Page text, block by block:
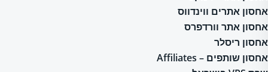
אחסון אתרים ווינדווס
אחסון אתר וורדפרס
אחסון ריסלר
אחסון שותפים – Affiliates